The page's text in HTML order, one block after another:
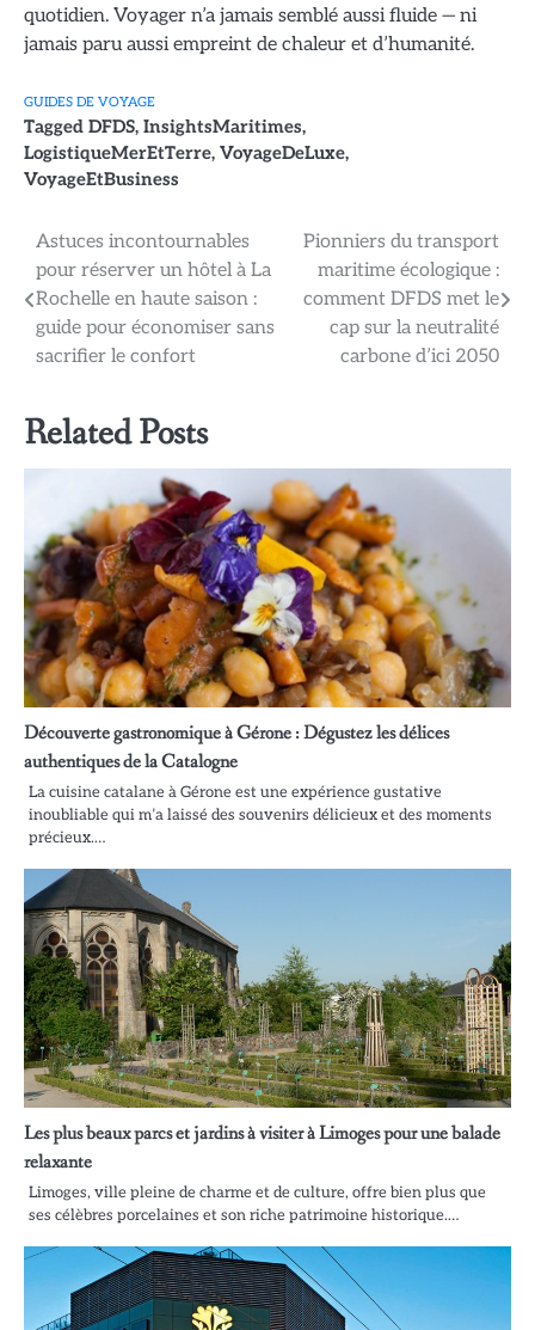
quotidien. Voyager n’a jamais semblé aussi fluide — ni
jamais paru aussi empreint de chaleur et d’humanité.
GUIDES DE VOYAGE
Tagged DFDS, InsightsMaritimes,
LogistiqueMerEtTerre, VoyageDeLuxe,
VoyageEtBusiness
Navigation
de
l’article
Astuces incontournables
pour réserver un hôtel à La
Rochelle en haute saison :
guide pour économiser sans
sacrifier le confort
Pionniers du transport
maritime écologique :
comment DFDS met le
cap sur la neutralité
carbone d’ici 2050
Related Posts
Découverte gastronomique à Gérone : Dégustez les délices
authentiques de la Catalogne
La cuisine catalane à Gérone est une expérience gustative
inoubliable qui m’a laissé des souvenirs délicieux et des moments
précieux.…
Les plus beaux parcs et jardins à visiter à Limoges pour une balade
relaxante
Limoges, ville pleine de charme et de culture, offre bien plus que
ses célèbres porcelaines et son riche patrimoine historique.…